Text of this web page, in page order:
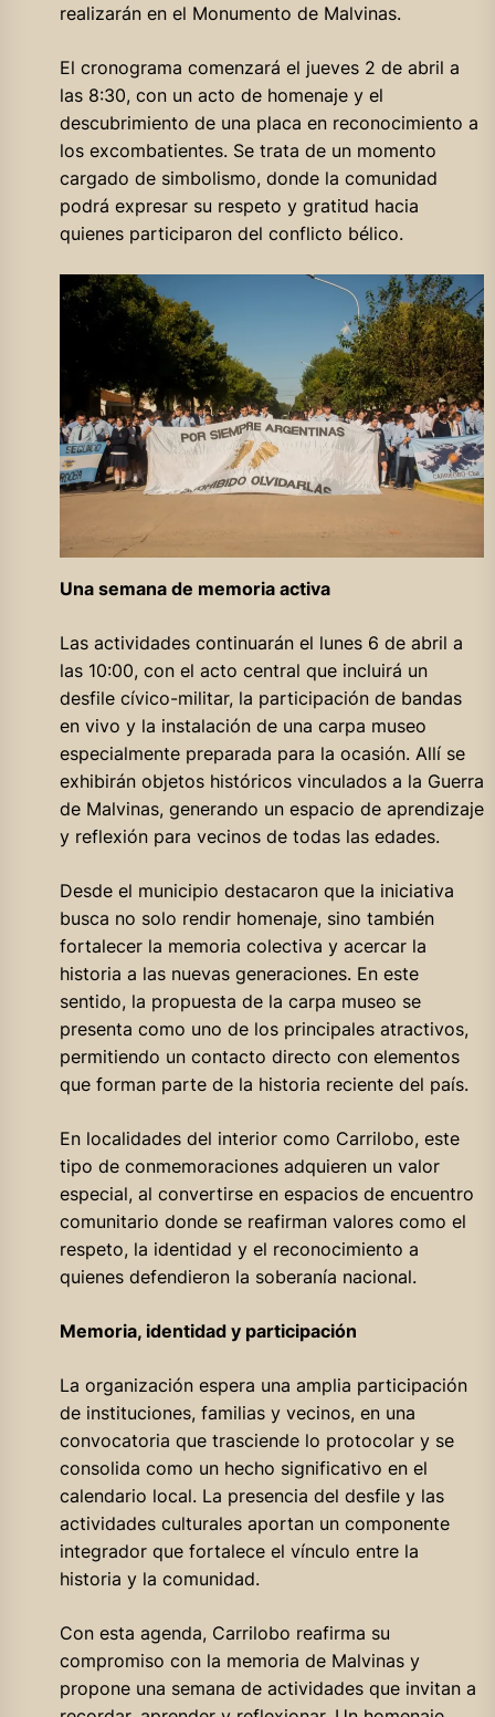
realizarán en el Monumento de Malvinas.
El cronograma comenzará el jueves 2 de abril a
las 8:30, con un acto de homenaje y el
descubrimiento de una placa en reconocimiento a
los excombatientes. Se trata de un momento
cargado de simbolismo, donde la comunidad
podrá expresar su respeto y gratitud hacia
quienes participaron del conflicto bélico.
Una semana de memoria activa
Las actividades continuarán el lunes 6 de abril a
las 10:00, con el acto central que incluirá un
desfile cívico-militar, la participación de bandas
en vivo y la instalación de una carpa museo
especialmente preparada para la ocasión. Allí se
exhibirán objetos históricos vinculados a la Guerra
de Malvinas, generando un espacio de aprendizaje
y reflexión para vecinos de todas las edades.
Desde el municipio destacaron que la iniciativa
busca no solo rendir homenaje, sino también
fortalecer la memoria colectiva y acercar la
historia a las nuevas generaciones. En este
sentido, la propuesta de la carpa museo se
presenta como uno de los principales atractivos,
permitiendo un contacto directo con elementos
que forman parte de la historia reciente del país.
En localidades del interior como Carrilobo, este
tipo de conmemoraciones adquieren un valor
especial, al convertirse en espacios de encuentro
comunitario donde se reafirman valores como el
respeto, la identidad y el reconocimiento a
quienes defendieron la soberanía nacional.
Memoria, identidad y participación
La organización espera una amplia participación
de instituciones, familias y vecinos, en una
convocatoria que trasciende lo protocolar y se
consolida como un hecho significativo en el
calendario local. La presencia del desfile y las
actividades culturales aportan un componente
integrador que fortalece el vínculo entre la
historia y la comunidad.
Con esta agenda, Carrilobo reafirma su
compromiso con la memoria de Malvinas y
propone una semana de actividades que invitan a